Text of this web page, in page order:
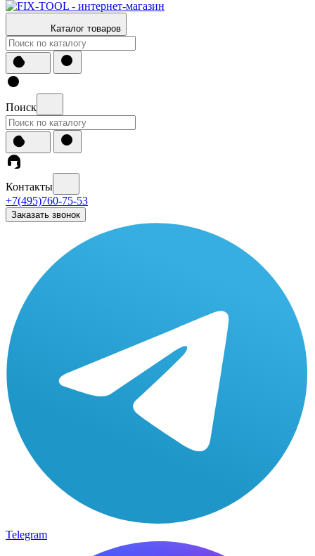
Каталог товаров
Поиск
Контакты
+7(495)760-75-53
Заказать звонок
Telegram